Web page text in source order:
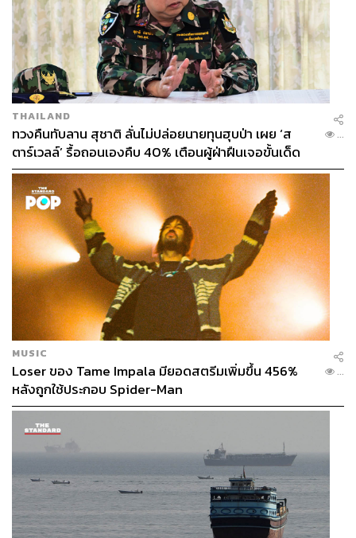
THAILAND
ทวงคืนทับลาน สุชาติ ลั่นไม่ปล่อยนายทุนฮุบป่า เผย ‘ส
ตาร์เวลล์’ รื้อถอนเองคืบ 40% เตือนผู้ฝ่าฝืนเจอขั้นเด็ด
ขาด
...
MUSIC
Loser ของ Tame Impala มียอดสตรีมเพิ่มขึ้น 456%
หลังถูกใช้ประกอบ Spider-Man
...